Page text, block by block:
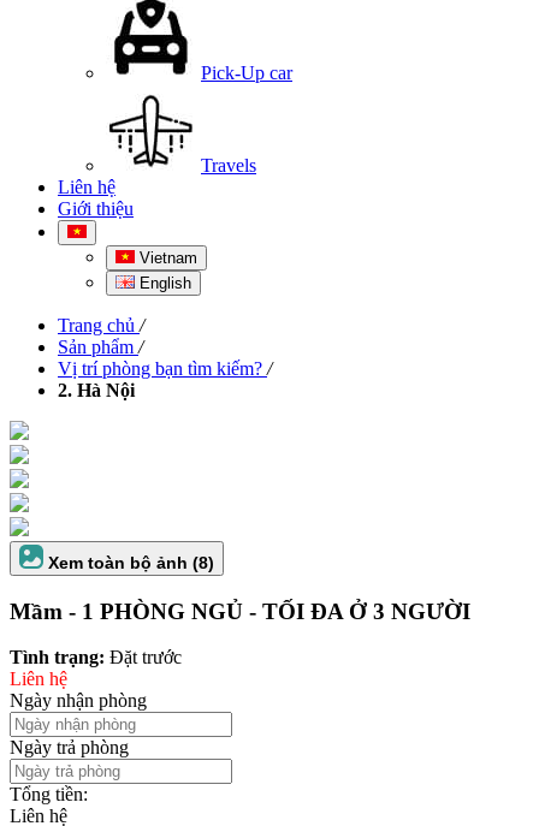
Pick-Up car
Travels
Liên hệ
Giới thiệu
Vietnam
English
Trang chủ /
Sản phẩm /
Vị trí phòng bạn tìm kiếm? /
2. Hà Nội
Xem toàn bộ ảnh (8)
Mầm - 1 PHÒNG NGỦ - TỐI ĐA Ở 3 NGƯỜI
Tình trạng: Đặt trước
Liên hệ
Ngày nhận phòng
Ngày trả phòng
Tổng tiền:
Liên hệ